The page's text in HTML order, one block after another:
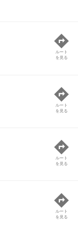
ルート
を見る
ルート
を見る
ルート
を見る
ルート
を見る